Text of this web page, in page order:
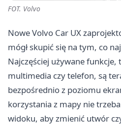
FOT. Volvo
Nowe Volvo Car UX
mógł skupić się na tym, co
Najczęściej używane funkcje,
multimedia czy telefon, są
bezpośrednio z poziomu
korzystania z mapy nie
widoku, aby zmienić utwór